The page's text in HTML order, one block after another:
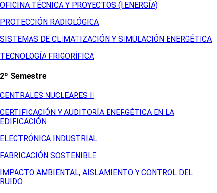
OFICINA TÉCNICA Y PROYECTOS (I.ENERGÍA)
PROTECCIÓN RADIOLÓGICA
SISTEMAS DE CLIMATIZACIÓN Y SIMULACIÓN ENERGÉTICA
TECNOLOGÍA FRIGORÍFICA
2º Semestre
CENTRALES NUCLEARES II
CERTIFICACIÓN Y AUDITORÍA ENERGÉTICA EN LA
EDIFICACIÓN
ELECTRÓNICA INDUSTRIAL
FABRICACIÓN SOSTENIBLE
IMPACTO AMBIENTAL, AISLAMIENTO Y CONTROL DEL
RUIDO